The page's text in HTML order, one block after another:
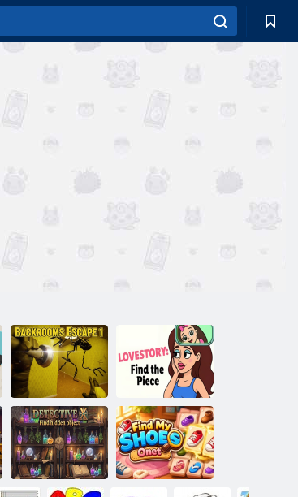
Побег из
подсобных
помещений 1
История
любви: Найди
кусочек